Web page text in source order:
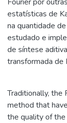
estatísticas de
na quantidade
estudado e
de síntese
transformada de
Traditionally, the
method that
the quality of